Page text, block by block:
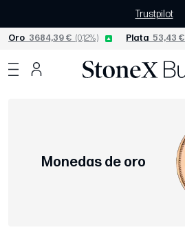
Trustpilot
Oro 3684,39 € (0,12%) Plata 53,43 €
Monedas de oro